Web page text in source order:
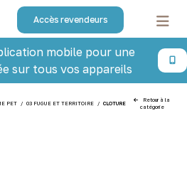
Accès revendeurs
mobile pour une
sur tous vos appareils
PET / 03 FUGUE ET TERRITOIRE / CLOTURE ANTI-FUGUE
Retour à la
catégorie